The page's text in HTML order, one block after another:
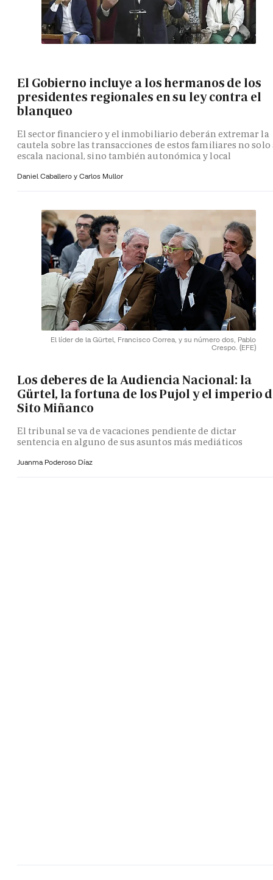
El Gobierno incluye a los hermanos de los
presidentes regionales en su ley contra el
blanqueo
El sector financiero y el inmobiliario deberán extremar la
cautela sobre las transacciones de estos familiares no solo
escala nacional, sino también autonómica y local
Daniel Caballero y Carlos Mullor
El líder de la Gürtel, Francisco Correa, y su número dos, Pablo
Crespo. (EFE)
Los deberes de la Audiencia Nacional: la
Gürtel, la fortuna de los Pujol y el imperio
Sito Miñanco
El tribunal se va de vacaciones pendiente de dictar
sentencia en alguno de sus asuntos más mediáticos
Juanma Poderoso Díaz